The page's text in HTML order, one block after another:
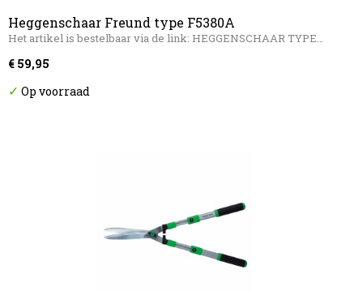
Heggenschaar Freund type F5380A
Het artikel is bestelbaar via de link: HEGGENSCHAAR TYPE…
€ 59,95
✓ Op voorraad